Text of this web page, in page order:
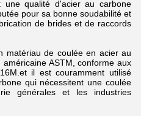
une qualité d'acier au carbone
pour sa bonne soudabilité et
de brides et de raccords
matériau de coulée en acier au
ASTM, conforme aux
il est couramment utilisé
qui nécessitent une coulée
générales et les industries